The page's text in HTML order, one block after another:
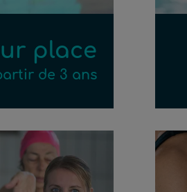
place
de 3 ans